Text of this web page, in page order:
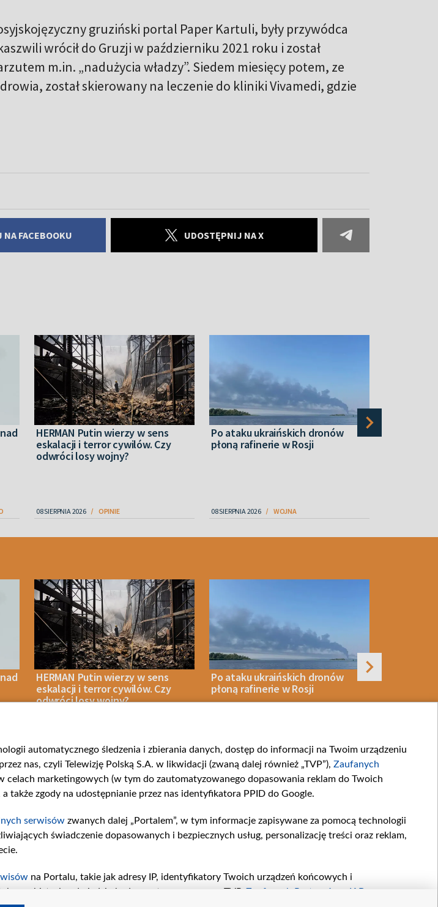
gruziński portal Paper Kartuli, były przywódca
wrócił do Gruzji w październiku 2021 roku i został
m.in. „nadużycia władzy”. Siedem miesięcy potem, ze
został skierowany na leczenie do kliniki Vivamedi, gdzie
FACEBOOKU UDOSTĘPNIJ NA X
HERMAN Putin wierzy w sens
eskalacji i terror cywilów. Czy
odwróci losy wojny?
08 SIERPNIA 2026 OPINIE
Po ataku ukraińskich dronów
płoną rafinerie w Rosji
08 SIERPNIA 2026 WOJNA
HERMAN Putin wierzy w sens
eskalacji i terror cywilów. Czy
odwróci losy wojny?
08 SIERPNIA 2026 OPINIE
Po ataku ukraińskich dronów
płoną rafinerie w Rosji
08 SIERPNIA 2026 WOJNA
wnuk
08 SIERPNIA 2026
Europy
o nadawcy
Serwisy partnerskie
tvpworld.com
Moje zgody
automatycznego śledzenia i zbierania danych, dostęp do informacji na Twoim urządzeniu
nas, czyli Telewizję Polską S.A. w likwidacji (zwaną dalej również „TVP”), Zaufanych
celach marketingowych (w tym do zautomatyzowanego dopasowania reklam do Twoich
także zgody na udostępnianie przez nas identyfikatora PPID do Google.
serwisów zwanych dalej „Portalem”, w tym informacje zapisywane za pomocą technologii
świadczenie dopasowanych i bezpiecznych usług, personalizację treści oraz reklam,
na Portalu, takie jak adresy IP, identyfikatory Twoich urządzeń końcowych i
czy historia odwiedzin będą przetwarzane przez TVP, Zaufanych Partnerów z IAB